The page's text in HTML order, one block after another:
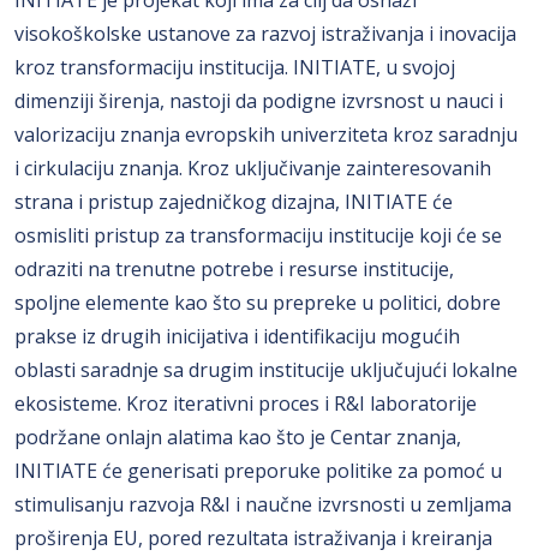
visokoškolske ustanove za razvoj istraživanja i inovacija
kroz transformaciju institucija. INITIATE, u svojoj
dimenziji širenja, nastoji da podigne izvrsnost u nauci i
valorizaciju znanja evropskih univerziteta kroz saradnju
i cirkulaciju znanja. Kroz uključivanje zainteresovanih
strana i pristup zajedničkog dizajna, INITIATE će
osmisliti pristup za transformaciju institucije koji će se
odraziti na trenutne potrebe i resurse institucije,
spoljne elemente kao što su prepreke u politici, dobre
prakse iz drugih inicijativa i identifikaciju mogućih
oblasti saradnje sa drugim institucije uključujući lokalne
ekosisteme. Kroz iterativni proces i R&I laboratorije
podržane onlajn alatima kao što je Centar znanja,
INITIATE će generisati preporuke politike za pomoć u
stimulisanju razvoja R&I i naučne izvrsnosti u zemljama
proširenja EU, pored rezultata istraživanja i kreiranja